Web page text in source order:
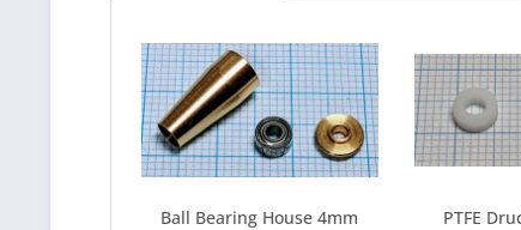
Ball Bearing House 4mm PTFE